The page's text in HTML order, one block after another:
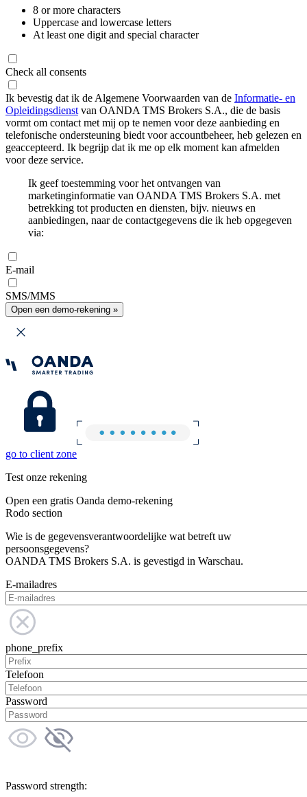
8 or more characters
Uppercase and lowercase letters
At least one digit and special character
Check all consents
Ik bevestig dat ik de Algemene Voorwaarden van de Informatie- en
Opleidingsdienst van OANDA TMS Brokers S.A., die de basis
vormt om contact met mij op te nemen voor deze aanbieding en
telefonische ondersteuning biedt voor accountbeheer, heb gelezen en
geaccepteerd. Ik begrijp dat ik me op elk moment kan afmelden
voor deze service.
Ik geef toestemming voor het ontvangen van
marketinginformatie van OANDA TMS Brokers S.A. met
betrekking tot producten en diensten, bijv. nieuws en
aanbiedingen, naar de contactgegevens die ik heb opgegeven
via:
E-mail
SMS/MMS
Open een demo-rekening »
go to client zone
Test onze rekening
Open een gratis Oanda demo-rekening
Rodo section
Wie is de gegevensverantwoordelijke wat betreft uw
persoonsgegevens?
OANDA TMS Brokers S.A. is gevestigd in Warschau.
E-mailadres
phone_prefix
Telefoon
Password
Password strength: